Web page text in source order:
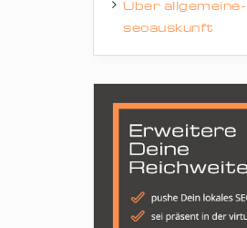
Über allgemeine-
seoauskunft